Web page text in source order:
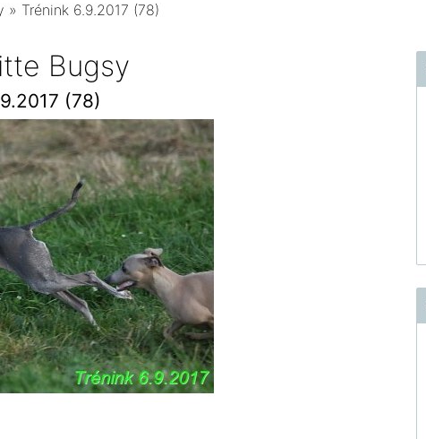
» Trénink 6.9.2017 (78)
Bugsy
(78)